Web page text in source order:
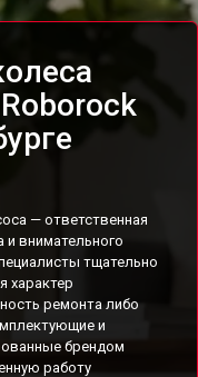
— ответственная
внимательного
тщательно
характер
ремонта либо
и
брендом
работу